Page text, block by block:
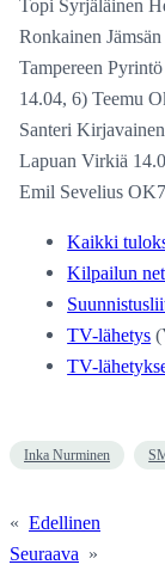
Topi Syrjäläinen
Ronkainen
Tampereen
14.04, 6) Teemu
Santeri
Lapuan Virkiä
Emil Sevelius
Kaikki
Kilpailun
TV-lähetys
TV-
Inka Nurminen
« Edellinen
Seuraava »